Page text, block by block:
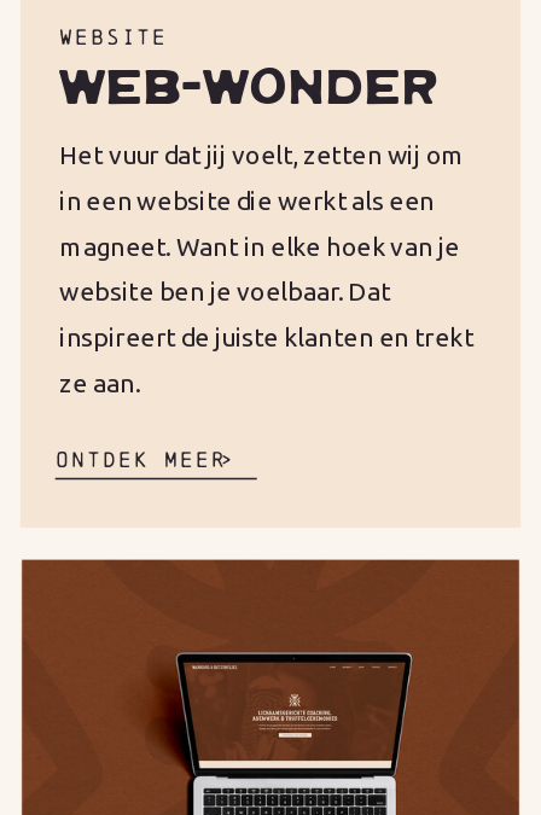
>
ONTDEK MEER
WEB-WONDER
WEBSITE
Het vuur dat jij voelt, zetten wij om
in een website die werkt als een
magneet. Want in elke hoek van je
website ben je voelbaar. Dat
inspireert de juiste klanten en trekt
ze aan.